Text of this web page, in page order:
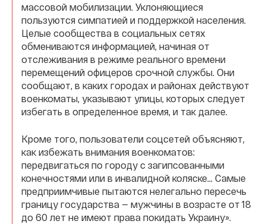
массовой мобилизации. Уклоняющиеся
пользуются симпатией и поддержкой населения.
Целые сообщества в социальных сетях
обмениваются информацией, начиная от
отслеживания в режиме реального времени
перемещений офицеров срочной службы. Они
сообщают, в каких городах и районах действуют
военкоматы, указывают улицы, которых следует
избегать в определенное время, и так далее.
Кроме того, пользователи соцсетей объясняют,
как избежать внимания военкоматов:
передвигаться по городу с загипсованными
конечностями или в инвалидной коляске... Самые
предприимчивые пытаются нелегально пересечь
границу государства — мужчины в возрасте от 18
до 60 лет не имеют права покидать Украину».